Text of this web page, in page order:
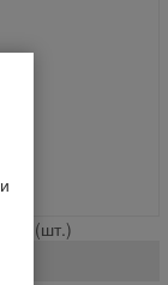
) (шт.)